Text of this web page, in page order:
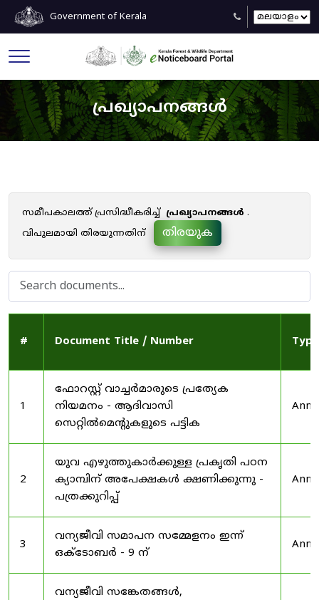
Government of Kerala
പ്രഖ്യാപനങ്ങൾ
സമീപകാലത്ത് പ്രസിദ്ധീകരിച്ച് പ്രഖ്യാപനങ്ങൾ .
വിപുലമായി തിരയുന്നതിന്
തിരയുക
# Document Title / Number Type
1
ഫോറസ്റ്റ് വാച്ചർമാരുടെ പ്രത്യേക
നിയമനം - ആദിവാസി
സെറ്റിൽമെന്റുകളുടെ പട്ടിക
2
യുവ എഴുത്തുകാർക്കുള്ള പ്രകൃതി പഠന
ക്യാമ്പിന് അപേക്ഷകൾ ക്ഷണിക്കുന്നു -
പത്രക്കുറിപ്പ്
3
വന്യജീവി സമാപന സമ്മേളനം ഇന്ന്
ഒക്ടോബർ - 9 ന്
വന്യജീവി സങ്കേതങ്ങൾ,